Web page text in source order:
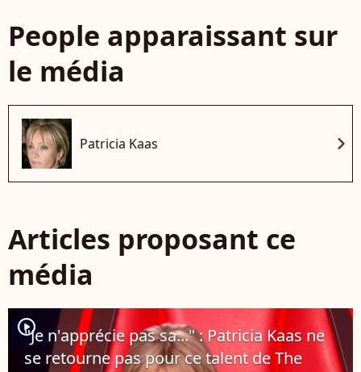
People apparaissant sur
le média
Patricia Kaas chevron_right
Articles proposant ce
média
player2
"Je n'apprécie pas sa..." : Patricia Kaas ne
se retourne pas pour ce talent de The